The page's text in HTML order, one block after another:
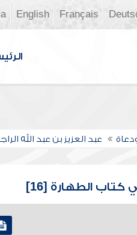
Français
English
عبد العزيز بن عبد الله
الطهارة [16]